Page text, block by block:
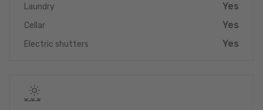
Laundry Yes
Cellar Yes
Electric shutters Yes